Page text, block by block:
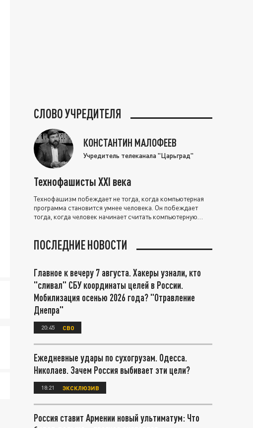
СЛОВО УЧРЕДИТЕЛЯ
КОНСТАНТИН МАЛОФЕЕВ
Учредитель телеканала "Царьград"
Технофашисты XXI века
Технофашизм побеждает не тогда, когда компьютерная
программа становится умнее человека. Он побеждает
тогда, когда человек начинает считать компьютерную
ПОСЛЕДНИЕ НОВОСТИ
Главное к вечеру 7 августа. Хакеры узнали, кто
"сливал" СБУ координаты целей в России.
Мобилизация осенью 2026 года? "Отравление
Днепра"
20:45 СВО
Ежедневные удары по сухогрузам. Одесса.
Николаев. Зачем Россия выбивает эти цели?
18:21 ЭКСКЛЮЗИВ
Россия ставит Армении новый ультиматум: Что